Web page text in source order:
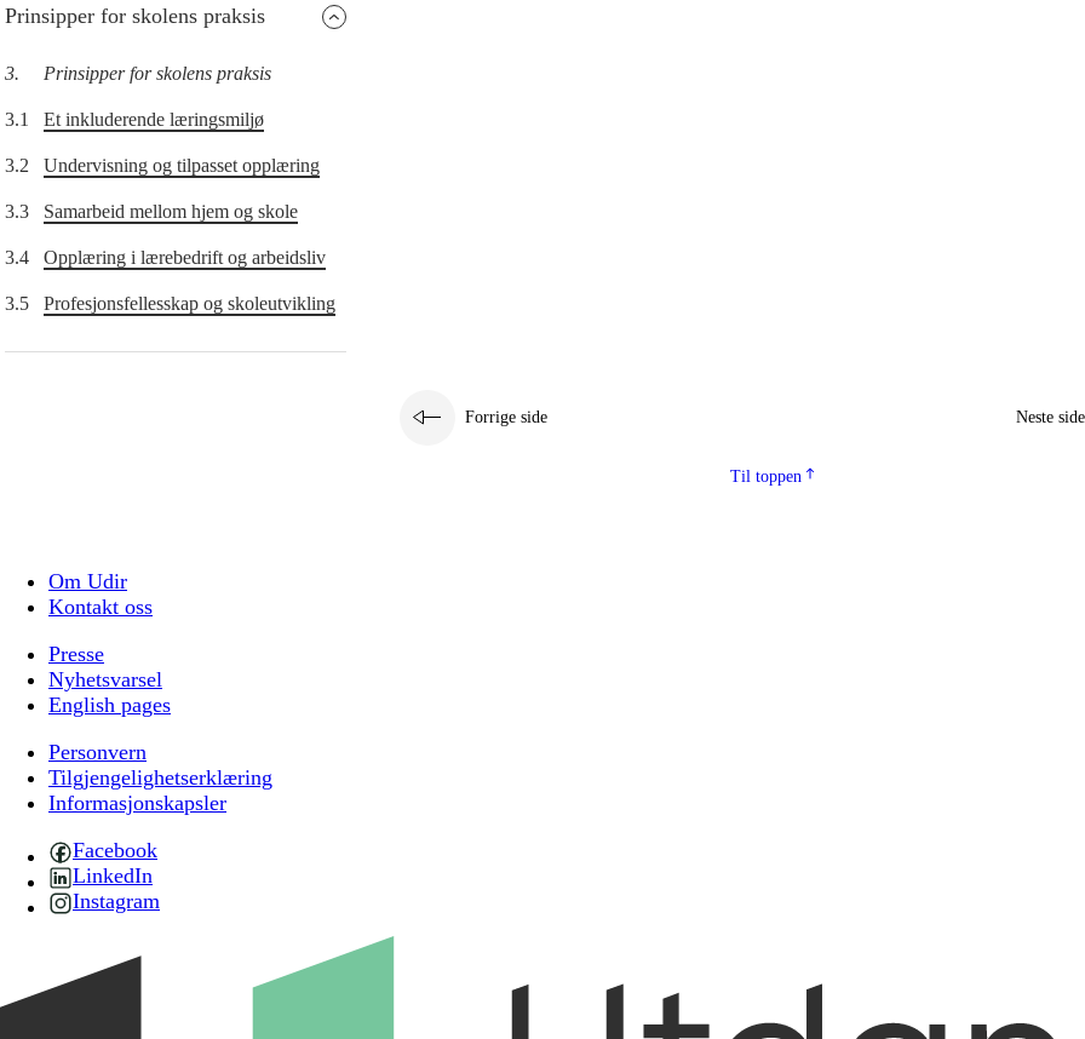
Prinsipper for skolens praksis
3. Prinsipper for skolens praksis
3.1 Et inkluderende læringsmiljø
3.2 Undervisning og tilpasset opplæring
3.3 Samarbeid mellom hjem og skole
3.4 Opplæring i lærebedrift og arbeidsliv
3.5 Profesjonsfellesskap og skoleutvikling
Forrige side Neste side
Til toppen
Om Udir
Kontakt oss
Presse
Nyhetsvarsel
English pages
Personvern
Tilgjengelighetserklæring
Informasjonskapsler
Facebook
LinkedIn
Instagram